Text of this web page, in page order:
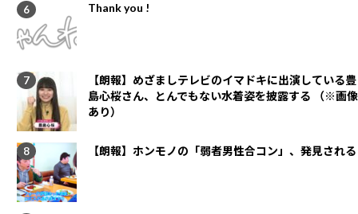
Thank you !
【朗報】めざましテレビのイマドキに出演している豊
島心桜さん、とんでもない水着姿を披露する （※画像
あり）
【朗報】ホンモノの「弱者男性合コン」、発見される